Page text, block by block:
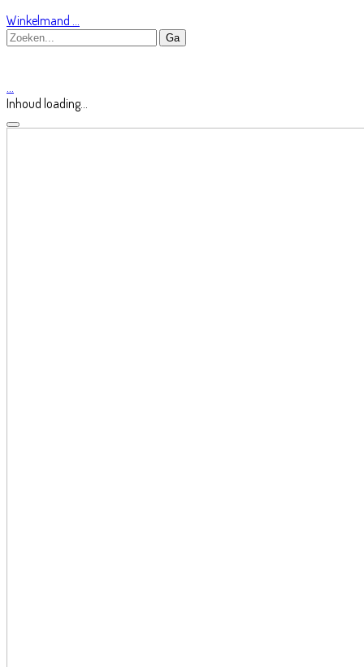
Winkelmand …
…
Inhoud loading...